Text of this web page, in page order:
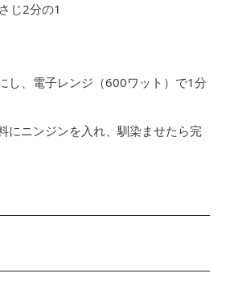
じ2分の1
し、電子レンジ（600ワット）で1分
にニンジンを入れ、馴染ませたら完